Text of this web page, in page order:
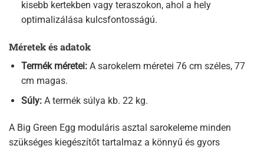
kisebb kertekben vagy teraszokon, ahol a hely
optimalizálása kulcsfontosságú.
Méretek és adatok
Termék méretei:A sarokelem méretei 76 cm széles, 77
cm magas.
Súly:A termék súlya kb. 22 kg.
A Big Green Egg moduláris asztal sarokeleme minden
szükséges kiegészítőt tartalmaz a könnyű és gyors